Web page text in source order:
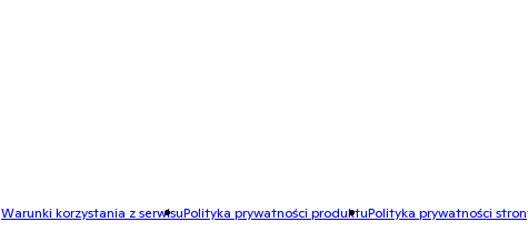
Warunki korzystania z serwisuPolityka prywatności produktuPolityka prywatności